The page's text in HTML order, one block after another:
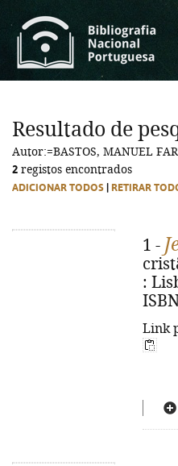
Resultado de
Autor:=BASTOS, MANUEL
2 registos encontrados
ADICIONAR TODOS RETIRAR
1 -
:
Link